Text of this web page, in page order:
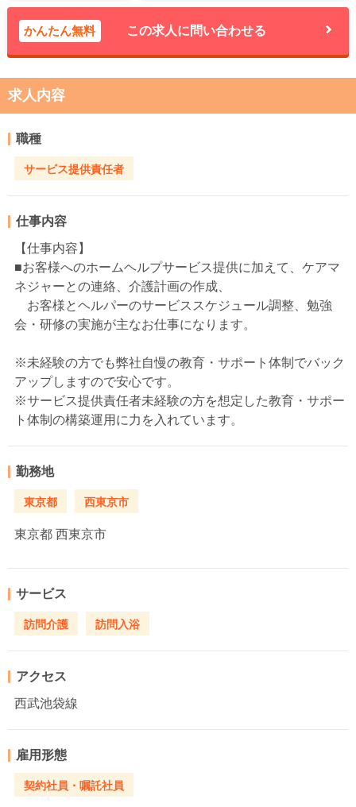
かんたん無料 この求人に問い合わせる
求人内容
職種
サービス提供責任者
仕事内容
【仕事内容】
■お客様へのホームヘルプサービス提供に加えて、ケアマ
ネジャーとの連絡、介護計画の作成、
お客様とヘルパーのサービススケジュール調整、勉強
会・研修の実施が主なお仕事になります。
※未経験の方でも弊社自慢の教育・サポート体制でバック
アップしますので安心です。
※サービス提供責任者未経験の方を想定した教育・サポー
ト体制の構築運用に力を入れています。
勤務地
東京都 西東京市
東京都 西東京市
サービス
訪問介護 訪問入浴
アクセス
西武池袋線
雇用形態
契約社員・嘱託社員